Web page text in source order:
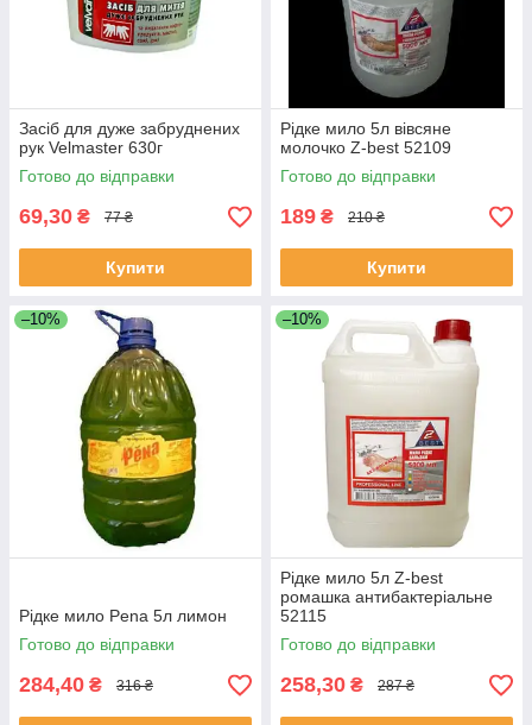
Засіб для дуже забруднених
рук Velmaster 630г
Готово до відправки
69,30 ₴ 77 ₴
Купити
Рідке мило 5л вівсяне
молочко Z-best 52109
Готово до відправки
189 ₴ 210 ₴
Купити
–10%
Рідке мило Pena 5л лимон
Готово до відправки
284,40 ₴ 316 ₴
–10%
Рідке мило 5л Z-best
ромашка антибактеріальне
52115
Готово до відправки
258,30 ₴ 287 ₴